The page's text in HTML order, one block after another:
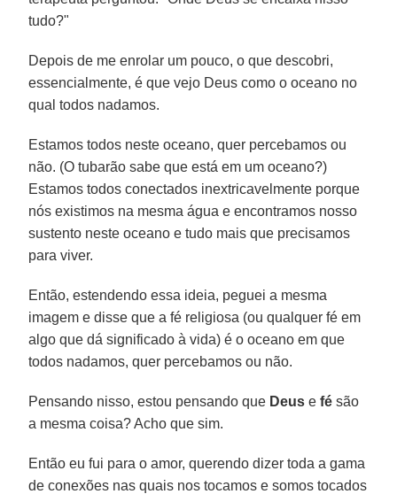
tudo?"
Depois de me enrolar um pouco, o que descobri,
essencialmente, é que vejo Deus como o oceano no
qual todos nadamos.
Estamos todos neste oceano, quer percebamos ou
não. (O tubarão sabe que está em um oceano?)
Estamos todos conectados inextricavelmente porque
nós existimos na mesma água e encontramos nosso
sustento neste oceano e tudo mais que precisamos
para viver.
Então, estendendo essa ideia, peguei a mesma
imagem e disse que a fé religiosa (ou qualquer fé em
algo que dá significado à vida) é o oceano em que
todos nadamos, quer percebamos ou não.
Pensando nisso, estou pensando que Deus efé são
a mesma coisa? Acho que sim.
Então eu fui para o amor, querendo dizer toda a gama
de conexões nas quais nos tocamos e somos tocados